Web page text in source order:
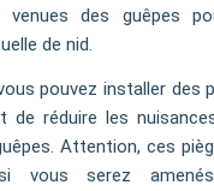
venues des guêpes
de nid.
pouvez installer des
de réduire les
Attention, ces
vous serez